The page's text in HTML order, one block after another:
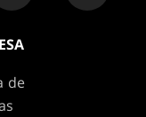
de